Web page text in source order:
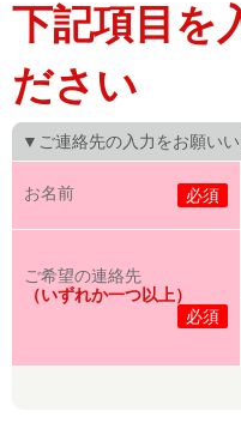
下記項目を
ださい
▼ご連絡先の入力をお願いい
お名前 必須
ご希望の連絡先
（いずれか一つ以上）
必須